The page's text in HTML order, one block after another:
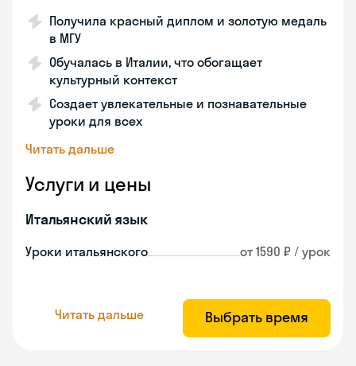
Получила красный диплом и золотую медаль
в МГУ
Обучалась в Италии, что обогащает
культурный контекст
Создает увлекательные и познавательные
уроки для всех
Читать дальше
Услуги и цены
Итальянский язык
Уроки итальянского от 1590 ₽ / урок
Читать дальше Выбрать время